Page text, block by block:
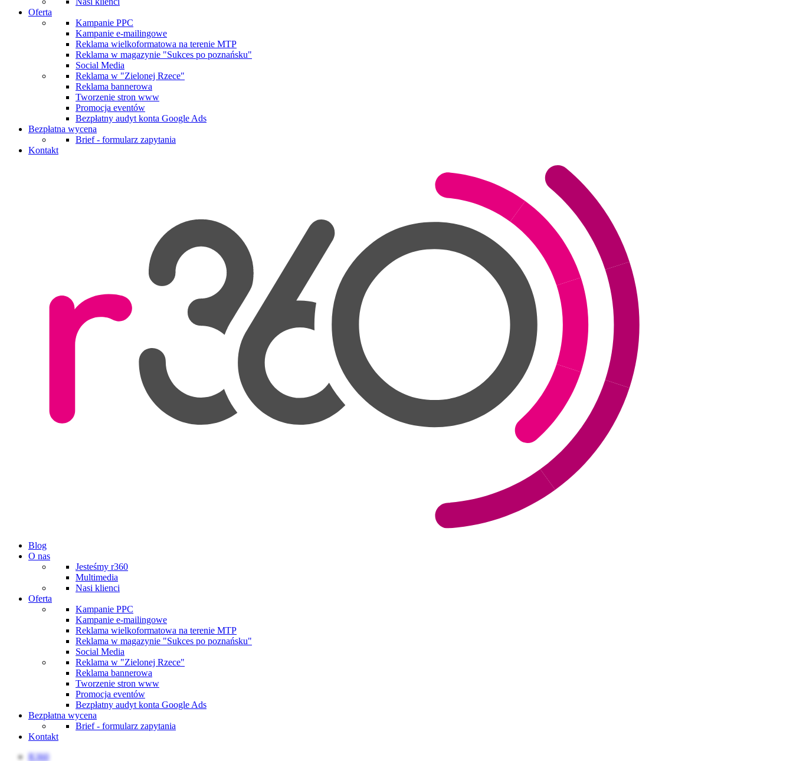
Oferta
Kampanie PPC
Kampanie e-mailingowe
Reklama wielkoformatowa na terenie MTP
Reklama w magazynie "Sukces po poznańsku"
Social Media
Reklama w "Zielonej Rzece"
Reklama bannerowa
Tworzenie stron www
Promocja eventów
Bezpłatny audyt konta Google Ads
Bezpłatna wycena
Brief - formularz zapytania
Kontakt
Blog
O nas
Jesteśmy r360
Multimedia
Nasi klienci
Oferta
Kampanie PPC
Kampanie e-mailingowe
Reklama wielkoformatowa na terenie MTP
Reklama w magazynie "Sukces po poznańsku"
Social Media
Reklama w "Zielonej Rzece"
Reklama bannerowa
Tworzenie stron www
Promocja eventów
Bezpłatny audyt konta Google Ads
Bezpłatna wycena
Brief - formularz zapytania
Kontakt
R360